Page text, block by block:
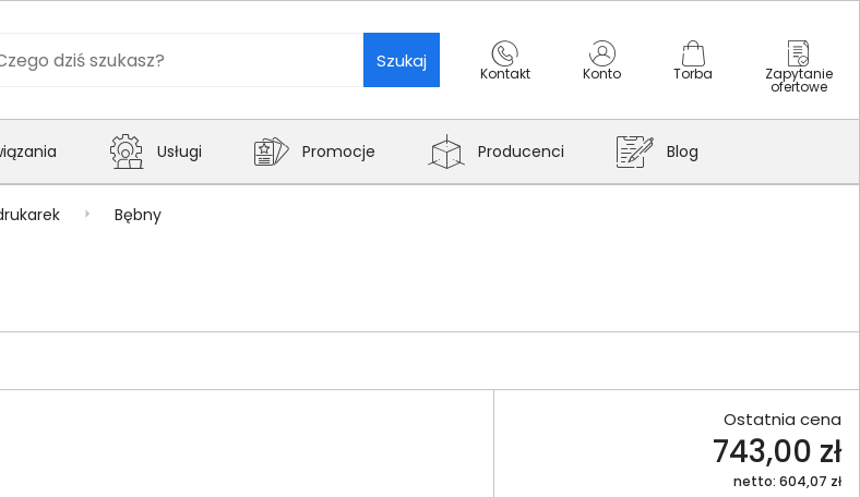
Szukaj
Kontakt Konto Torba Zapytanie
ofertowe
Usługi Promocje Producenci Blog
Bębny
Ostatnia cena
743,00 zł
netto: 604,07 zł